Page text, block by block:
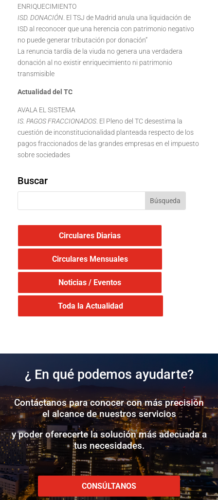
ENRIQUECIMIENTO
ISD. DONACIÓN. El TSJ de Madrid anula una liquidación de
ISD al reconocer que una herencia con patrimonio negativo
no puede generar tributación por donación”
La renuncia tardía de la viuda no genera una verdadera
donación al no existir enriquecimiento ni patrimonio
transmisible
Actualidad del TC
AVALA EL SISTEMA
IS. PAGOS FRACCIONADOS. El Pleno del TC desestima la
cuestión de inconstitucionalidad planteada respecto de los
pagos fraccionados de las grandes empresas en el impuesto
sobre sociedades
Buscar
Circulares Diarias
Circulares Mensuales
Noticias / Eventos
Toda la Actualidad
¿ En qué podemos ayudarte?
Contáctanos para conocer con más precisión
el alcance de nuestros servicios
y poder oferecerte la solución más adecuada a
tus necesidades.
CONSÚLTANOS